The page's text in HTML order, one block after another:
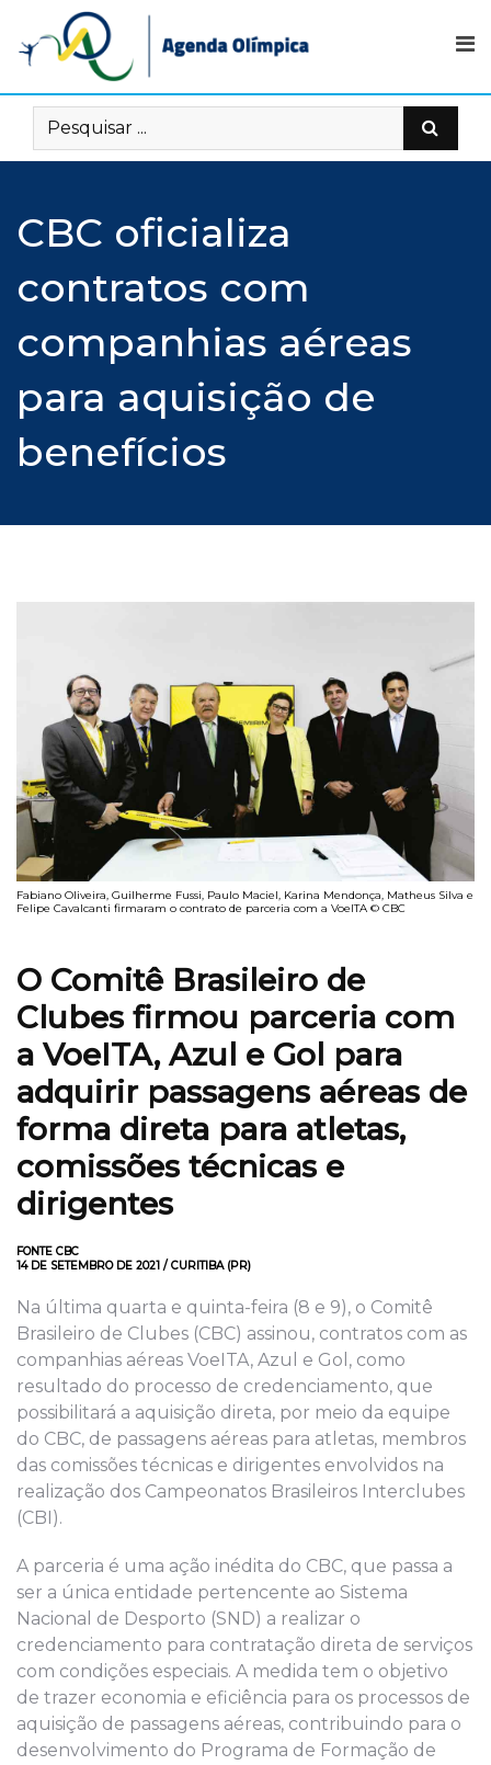
content
CBC oficializa
contratos com
companhias aéreas
para aquisição de
benefícios
Fabiano Oliveira, Guilherme Fussi, Paulo Maciel, Karina Mendonça, Matheus Silva e
Felipe Cavalcanti firmaram o contrato de parceria com a VoeITA © CBC
O Comitê Brasileiro de
Clubes firmou parceria com
a VoeITA, Azul e Gol para
adquirir passagens aéreas de
forma direta para atletas,
comissões técnicas e
dirigentes
FONTE CBC
14 DE SETEMBRO DE 2021 / CURITIBA (PR)
Na última quarta e quinta-feira (8 e 9), o Comitê
Brasileiro de Clubes (CBC) assinou, contratos com as
companhias aéreas VoeITA, Azul e Gol, como
resultado do processo de credenciamento, que
possibilitará a aquisição direta, por meio da equipe
do CBC, de passagens aéreas para atletas, membros
das comissões técnicas e dirigentes envolvidos na
realização dos Campeonatos Brasileiros Interclubes
(CBI).
A parceria é uma ação inédita do CBC, que passa a
ser a única entidade pertencente ao Sistema
Nacional de Desporto (SND) a realizar o
credenciamento para contratação direta de serviços
com condições especiais. A medida tem o objetivo
de trazer economia e eficiência para os processos de
aquisição de passagens aéreas, contribuindo para o
desenvolvimento do Programa de Formação de